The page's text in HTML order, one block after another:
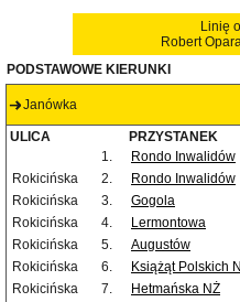
Linię
Robert
PODSTAWOWE KIERUNKI
Janówka
ULICA PRZYSTANEK
1.
Rondo Inwalidów
Rokicińska
2. Rondo Inwalidów
Rokicińska
3. Gogola
Rokicińska
4. Lermontowa
Rokicińska
5. Augustów
Rokicińska
6. Książąt Polskich
Rokicińska
7. Hetmańska NŻ